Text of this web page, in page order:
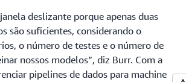
deslizante porque apenas duas
são suficientes, considerando o
o número de testes e o número de
nossos modelos”, diz Burr. Com a
pipelines de dados para machine